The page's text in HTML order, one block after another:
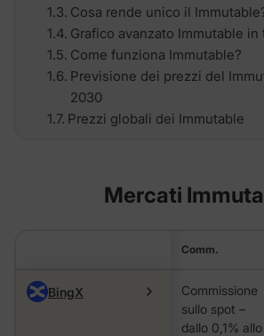
Cosa rende unico il
Grafico avanzato Immutable in
Come funziona Immutable?
Previsione dei prezzi del
2030
Prezzi globali dei Immutable
Mercati
Comm.
BingX
Commissione
sullo spot –
dallo 0,1% allo